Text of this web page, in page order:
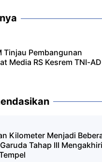
Tinjau Pembangunan
Media RS Kesrem TNI-AD
Kilometer Menjadi
Tahap III